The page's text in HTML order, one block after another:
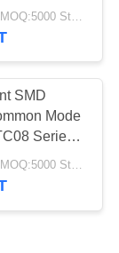
47
17
für DC-
und
Verhandelbar MOQ:5000 Stück
SMD
Mode
Serie
zur
Verhandelbar MOQ:5000 Stück